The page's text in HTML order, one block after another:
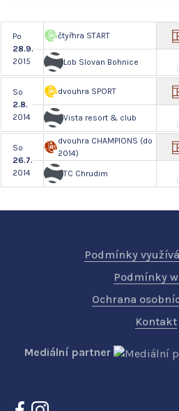
Po
28.9.
2015
čtyřhra START
Lob Slovan Bohnice
So
2.8.
2014
dvouhra SPORT
Vista resort & club
So
26.7.
2014
dvouhra CHAMPIONS (do
2014)
TC Chrudim
Podmínky
Podmínky
Ochrana
Kontakt
Mediální partner